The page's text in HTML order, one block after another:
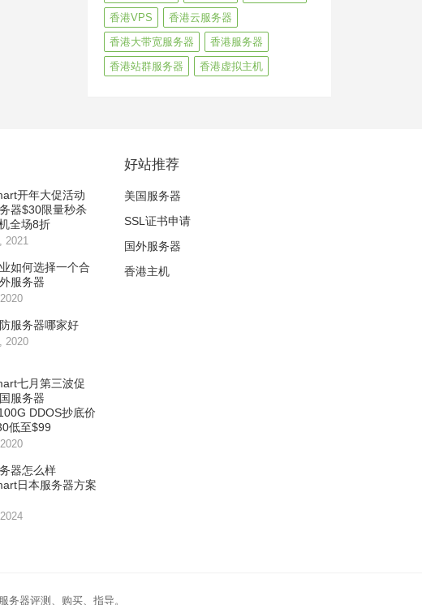
香港VPS
香港云服务器
香港大带宽服务器
香港服务器
香港站群服务器
香港虚拟主机
开年大促活动
器$30限量秒杀
全场8折
2021
如何选择一个合
服务器
服务器哪家好
2020
七月第三波促
服务器
DDOS抄底价
低至$99
器怎么样
日本服务器方案
好站推荐
美国服务器
SSL证书申请
国外服务器
香港主机
务器评测、购买、指导。